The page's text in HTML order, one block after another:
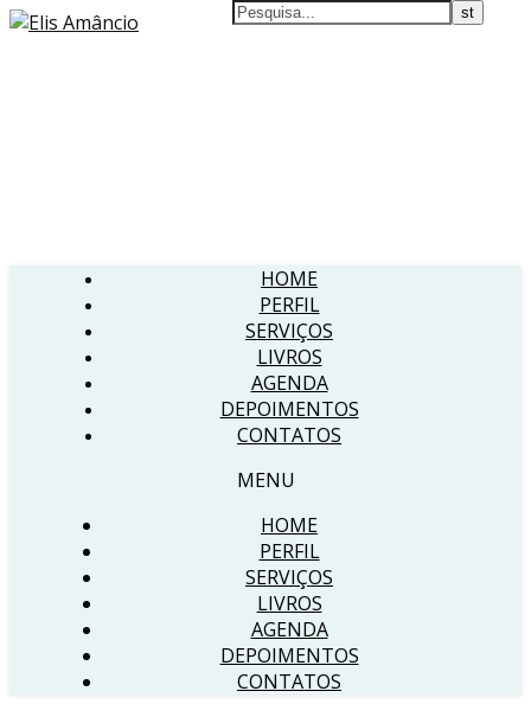
HOME
PERFIL
SERVIÇOS
LIVROS
AGENDA
DEPOIMENTOS
CONTATOS
MENU
HOME
PERFIL
SERVIÇOS
LIVROS
AGENDA
DEPOIMENTOS
CONTATOS